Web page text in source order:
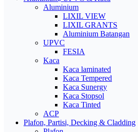
Aluminium
LIXIL VIEW
LIXIL GRANTS
Aluminium Batangan
UPVC
FESIA
Kaca
Kaca laminated
Kaca Tempered
Kaca Sunergy
Kaca Stopsol
Kaca Tinted
ACP
Plafon, Partisi, Decking & Cladding